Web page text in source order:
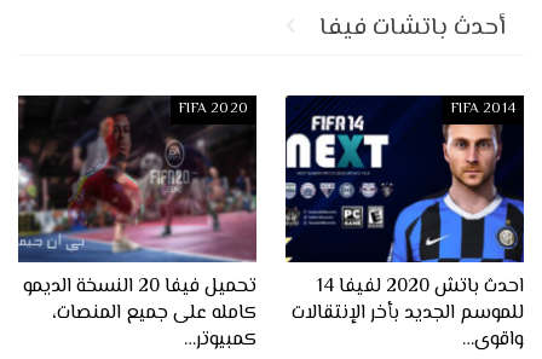
أحدث باتشات فيفا
FIFA 2014
احدث باتش 2020 لفيفا 14
للموسم الجديد بأخر الإنتقالات
واقوى…
FIFA 2020
تحميل فيفا 20 النسخة الديمو
كامله على جميع المنصات،
كمبيوتر…